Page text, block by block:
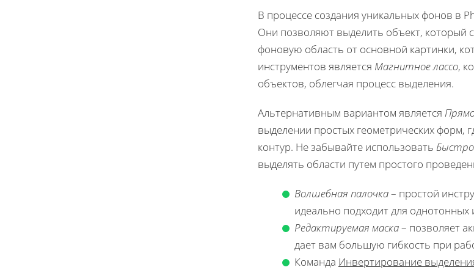
В процессе создания уникальных фонов в
Они позволяют выделить объект, который
фоновую область от основной картинки,
инструментов является Магнитное лассо,
объектов, облегчая процесс выделения.
Альтернативным вариантом является
выделении простых геометрических форм,
контур. Не забывайте использовать
выделять области путем простого
Волшебная палочка– простой
идеально подходит для однотонных
Редактируемая маска– позволяет
дает вам большую гибкость при
Команда Инвертирование